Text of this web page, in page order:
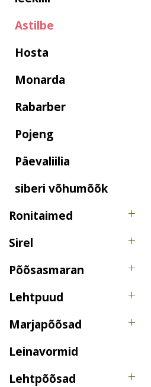
Astilbe
Hosta
Monarda
Rabarber
Pojeng
Päevaliilia
siberi võhumõõk
Ronitaimed
Sirel
Põõsasmaran
Lehtpuud
Marjapõõsad
Leinavormid
Lehtpõõsad